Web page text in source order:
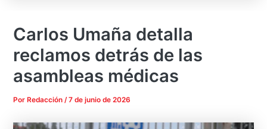
Carlos Umaña detalla
reclamos detrás de las
asambleas médicas
Por Redacción/7 de junio de 2026